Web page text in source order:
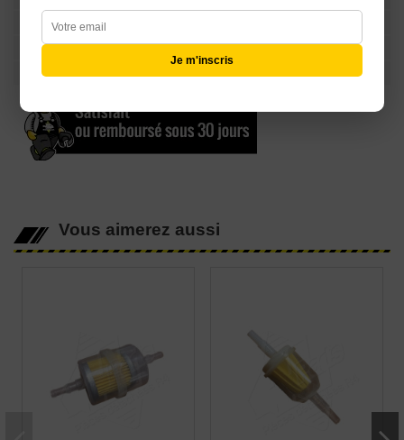
Equipements Raid & 4L TROPHY
Librairie
Carte Cadeau
Vous aimerez aussi
Je m'inscris